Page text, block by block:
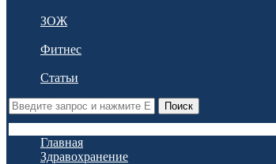
ЗОЖ
Фитнес
Статьи
Поиск
Главная
Здравохранение